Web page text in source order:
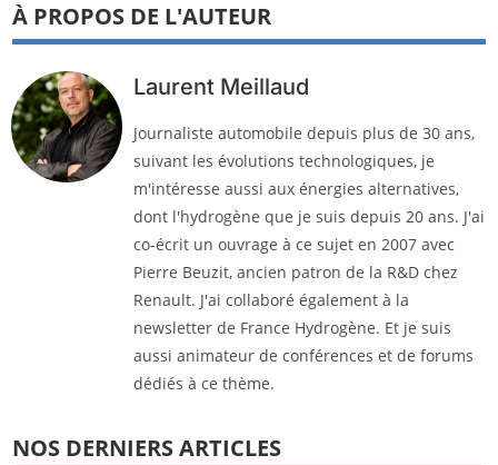
À PROPOS DE L'AUTEUR
Laurent Meillaud
Journaliste automobile depuis plus de 30 ans,
suivant les évolutions technologiques, je
m'intéresse aussi aux énergies alternatives,
dont l'hydrogène que je suis depuis 20 ans. J'ai
co-écrit un ouvrage à ce sujet en 2007 avec
Pierre Beuzit, ancien patron de la R&D chez
Renault. J'ai collaboré également à la
newsletter de France Hydrogène. Et je suis
aussi animateur de conférences et de forums
dédiés à ce thème.
NOS DERNIERS ARTICLES